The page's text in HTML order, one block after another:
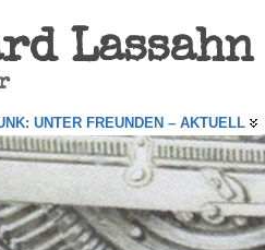
Lassahn
UNTER FREUNDEN – AKTUELL